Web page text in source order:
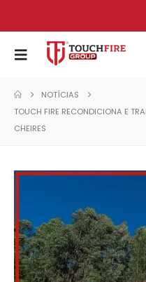
NOTÍCIAS
TOUCH FIRE RECONDICIONA E
CHEIRES